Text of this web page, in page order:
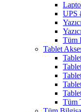
UPS
Tüm
Tablet
Tüm